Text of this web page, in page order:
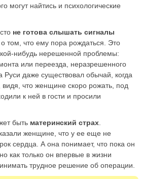
могут найтись и психологические
не готова слышать сигналы
том, что ему пора рождаться. Это
нибудь нерешенной проблемы:
или переезда, неразрешенного
даже существовал обычай, когда
что женщине скоро рожать, под
к ней в гости и просили
быть материнский страх
женщине, что у ее еще не
сердца. А она понимает, что пока он
как только он впервые в жизни
трудное решение об операции.